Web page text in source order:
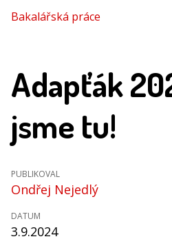
Bakalářská práce
Adapťák
jsme tu!
PUBLIKOVAL
Ondřej Nejedlý
DATUM
3.9.2024